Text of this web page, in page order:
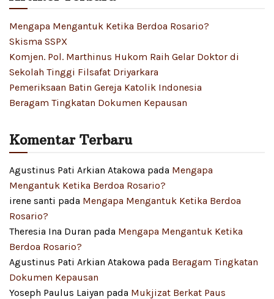
Mengapa Mengantuk Ketika Berdoa Rosario?
Skisma SSPX
Komjen. Pol. Marthinus Hukom Raih Gelar Doktor di
Sekolah Tinggi Filsafat Driyarkara
Pemeriksaan Batin Gereja Katolik Indonesia
Beragam Tingkatan Dokumen Kepausan
Komentar Terbaru
Agustinus Pati Arkian Atakowa pada Mengapa
Mengantuk Ketika Berdoa Rosario?
irene santi pada Mengapa Mengantuk Ketika Berdoa
Rosario?
Theresia Ina Duran pada Mengapa Mengantuk Ketika
Berdoa Rosario?
Agustinus Pati Arkian Atakowa pada Beragam Tingkatan
Dokumen Kepausan
Yoseph Paulus Laiyan pada Mukjizat Berkat Paus